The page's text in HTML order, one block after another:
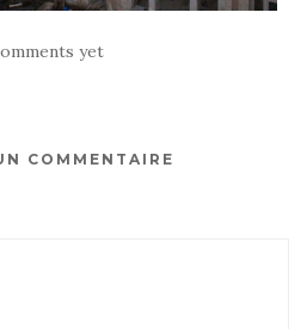
yet
COMMENTAIRE